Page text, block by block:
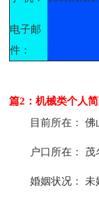
电子邮
件：
篇2：机械类个人
目前所在： 佛
户口所在： 茂
婚姻状况： 未